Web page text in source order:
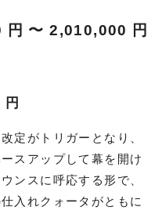
円 〜 2,010,000 円
円
定がトリガーとなり、
スアップして幕を開け
ンスに呼応する形で、
入れクォータがともに